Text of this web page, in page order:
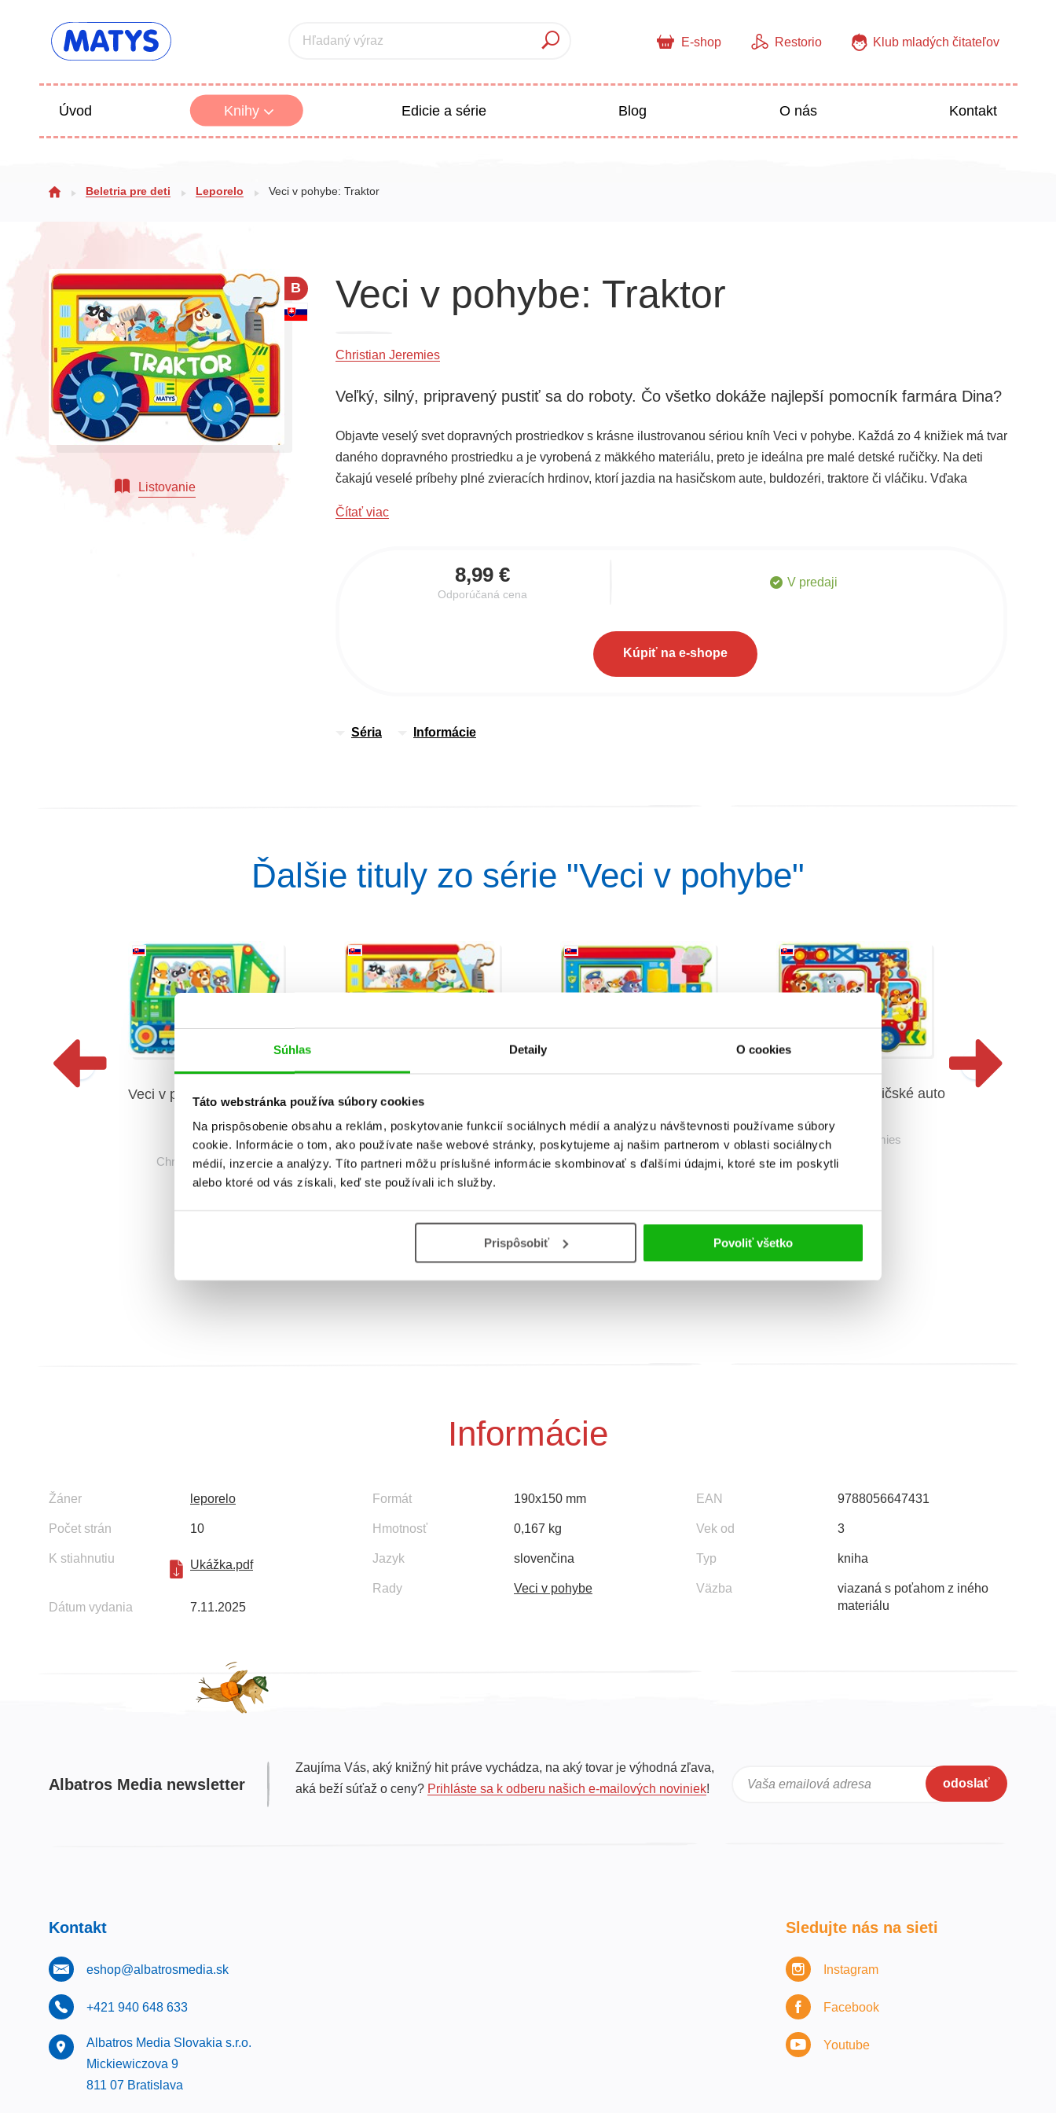
Súhlas Detaily O cookies
Táto webstránka používa súbory cookies
Na prispôsobenie obsahu a reklám, poskytovanie funkcií sociálnych médií a analýzu návštevnosti používame súbory
cookie. Informácie o tom, ako používate naše webové stránky, poskytujeme aj našim partnerom v oblasti sociálnych
médií, inzercie a analýzy. Títo partneri môžu príslušné informácie skombinovať s ďalšími údajmi, ktoré ste im poskytli
alebo ktoré od vás získali, keď ste používali ich služby.
Prispôsobiť Povoliť všetko
Hľadaný výraz E-shop Restorio Klub mladých čitateľov
Úvod Knihy
Všetky kategórie
Edicie a série Blog O nás Kontakt
Beletria pre deti Leporelo Veci v pohybe: Traktor
B
Listovanie
Veci v pohybe: Traktor
Christian Jeremies
Veľký, silný, pripravený pustiť sa do roboty. Čo všetko dokáže najlepší pomocník farmára Dina?
Objavte veselý svet dopravných prostriedkov s krásne ilustrovanou sériou kníh Veci v pohybe. Každá zo 4 knižiek má tvar
daného dopravného prostriedku a je vyrobená z mäkkého materiálu, preto je ideálna pre malé detské ručičky. Na deti
čakajú veselé príbehy plné zvieracích hrdinov, ktorí jazdia na hasičskom aute, buldozéri, traktore či vláčiku. Vďaka
zásobu aj jemnú motoriku. Zaručene potešia každého malého milovníka dopravných prostriedkov.
Čítať viac
8,99 €
Odporúčaná cena
V predaji
Kúpiť na e-shope
Séria Informácie
Ďalšie tituly zo série "Veci v pohybe"
Veci v pohybe: Bager (2.
Christian Jeremies
Veci v pohybe: Traktor (2.
Christian Jeremies
Christian Jeremies
Veci v pohybe: Hasičské auto
Christian Jeremies
Informácie
Žáner leporelo
Počet strán 10
K stiahnutiu Ukážka.pdf
Dátum vydania 7.11.2025
Formát 190x150 mm
Hmotnosť 0,167 kg
Jazyk slovenčina
Rady Veci v pohybe
EAN 9788056647431
Vek od 3
Typ kniha
Väzba
viazaná s poťahom z iného
materiálu
Albatros Media newsletter
Zaujíma Vás, aký knižný hit práve vychádza, na aký tovar je výhodná zľava,
aká beží súťaž o ceny? Prihláste sa k odberu našich e-mailových noviniek! Vaša emailová adresa odoslať
Kontakt
eshop@albatrosmedia.sk
+421 940 648 633
Albatros Media Slovakia s.r.o.
Mickiewiczova 9
811 07 Bratislava
Sledujte nás na sieti
Instagram
Facebook
Youtube